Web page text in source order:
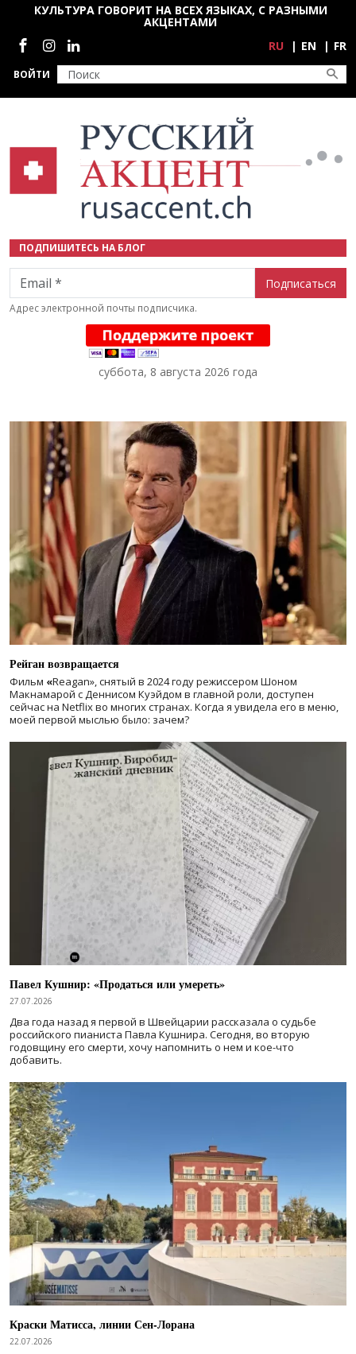
Перейти к основному содержанию
ВОЙТИ
КУЛЬТУРА ГОВОРИТ НА ВСЕХ ЯЗЫКАХ, С РАЗНЫМИ
АКЦЕНТАМИ
Социальные сети
RU EN FR
ПОДПИШИТЕСЬ НА БЛОГ
Email
Адрес электронной почты подписчика.
суббота, 8 августа 2026 года
Рейган возвращается
Фильм «Reagan», снятый в 2024 годурежиссером Шоном
Макнамарой с Деннисом Куэйдом в главной роли, доступен
сейчас на Netflix во многих странах. Когда я увидела его в меню,
моей первой мыслью было: зачем?
Павел Кушнир: «Продаться или умереть»
27.07.2026
Два года назад я первой в Швейцарии рассказала о судьбе
российского пианиста Павла Кушнира. Сегодня, во вторую
годовщину его смерти, хочу напомнить о нем и кое-что
добавить.
Краски Матисса, линии Сен-Лорана
22.07.2026